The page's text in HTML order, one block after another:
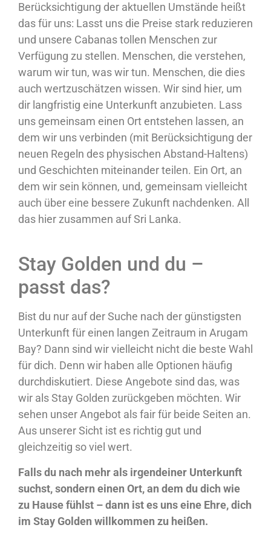
Berücksichtigung der aktuellen Umstände heißt
das für uns: Lasst uns die Preise stark reduzieren
und unsere Cabanas tollen Menschen zur
Verfügung zu stellen. Menschen, die verstehen,
warum wir tun, was wir tun. Menschen, die dies
auch wertzuschätzen wissen. Wir sind hier, um
dir langfristig eine Unterkunft anzubieten. Lass
uns gemeinsam einen Ort entstehen lassen, an
dem wir uns verbinden (mit Berücksichtigung der
neuen Regeln des physischen Abstand-Haltens)
und Geschichten miteinander teilen. Ein Ort, an
dem wir sein können, und, gemeinsam vielleicht
auch über eine bessere Zukunft nachdenken. All
das hier zusammen auf Sri Lanka.
Stay Golden und du –
passt das?
Bist du nur auf der Suche nach der günstigsten
Unterkunft für einen langen Zeitraum in Arugam
Bay? Dann sind wir vielleicht nicht die beste Wahl
für dich. Denn wir haben alle Optionen häufig
durchdiskutiert. Diese Angebote sind das, was
wir als Stay Golden zurückgeben möchten. Wir
sehen unser Angebot als fair für beide Seiten an.
Aus unserer Sicht ist es richtig gut und
gleichzeitig so viel wert.
Falls du nach mehr als irgendeiner Unterkunft
suchst, sondern einen Ort, an dem du dich wie
zu Hause fühlst – dann ist es uns eine Ehre, dich
im Stay Golden willkommen zu heißen.